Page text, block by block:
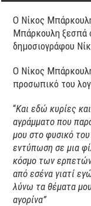
Ο Νίκος
Μπάρκουλη ξεσπά
δημοσιογράφου
Ο Νίκος
προσωπικό του
“Και εδώ κυρίες
αγράμματο που
μου στο φυσικό του
εντύπωση σε μια
κόσμο των
από εσένα γιατί
λύνω τα θέματα
αγορίνα”